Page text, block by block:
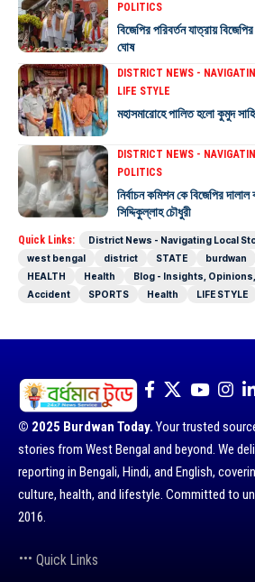
POLITICS
বিজেপির পরিবর্তন যাত্রায়
ঘোষ
DISTRICT NEWS -
LIFE STYLE
মহাসমারোহে পালিত হলো কুমুদ
DISTRICT NEWS -
POLITICS
নির্বাচন কমিশন কে বিজেপির
সিদ্দিকুল্লাহ চৌধুরী
Quick Links: District News - Navigating Local
west bengal
district STATE burdwan
HEALTH
Health
Blog - Insights,
Accident
SPORTS Health LIFE STYLE
© 2025 Burdwan Today. Your trusted
stories from West Bengal and beyond. We
reporting in Bengali, Hindi, and English,
culture, health, and lifestyle. Committed to
2016.
Quick Links